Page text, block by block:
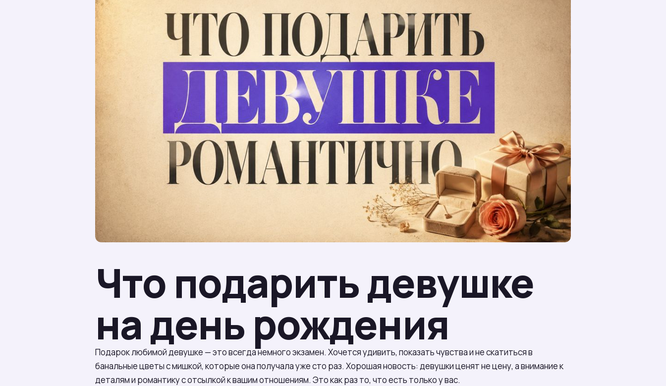
Что подарить девушке
на день рождения
Подарок любимой девушке — это всегда немного экзамен. Хочется удивить, показать чувства и не скатиться в
банальные цветы с мишкой, которые она получала уже сто раз. Хорошая новость: девушки ценят не цену, а внимание к
деталям и романтику с отсылкой к вашим отношениям. Это как раз то, что есть только у вас.